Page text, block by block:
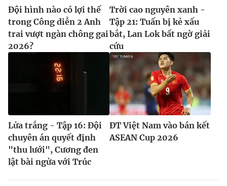
Đội hình nào có lợi thế
trong Công diễn 2 Anh
trai vượt ngàn chông gai
2026?
Trời cao nguyên xanh -
Tập 21: Tuấn bị kẻ xấu
bắt, Lan Lok bất ngờ giải
cứu
Lửa trắng - Tập 16: Đội
chuyên án quyết định
"thu lưới", Cương đen
lật bài ngửa với Trúc
ĐT Việt Nam vào bán kết
ASEAN Cup 2026